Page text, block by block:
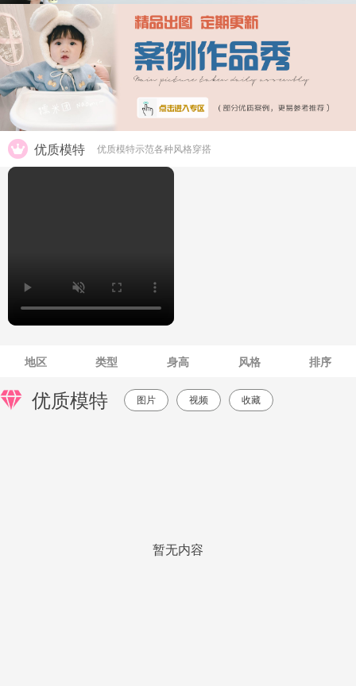
优质模特 优质模特示范各种风格穿搭
地区 类型 身高 风格 排序
优质模特 图片 视频 收藏
暂无内容